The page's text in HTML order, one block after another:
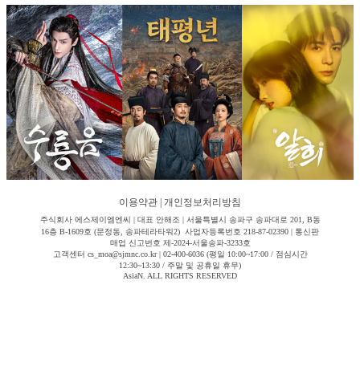
이용약관 개인정보처리방침
주식회사 에스제이엠엔씨 | 대표 안해조 | 서울특별시 송파구 송파대로 201, B동
16층 B-1609호 (문정동, 송파테라타워2) 사업자등록번호 218-87-02390 | 통신판
매업 신고번호 제-2024-서울송파-3233호
고객센터 cs_moa@sjmnc.co.kr | 02-400-6036 (평일 10:00~17:00 / 점심시간
12:30~13:30 / 주말 및 공휴일 휴무)
AsiaN. ALL RIGHTS RESERVED